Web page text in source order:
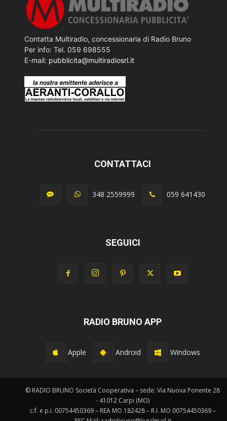
Contatta Multiradio, concessionaria di Radio Bruno
Per info: Tel. 059 698555
E-mail: pubblicita@multiradiosrl.it
CONTATTACI
348 2559999 059 641430
SEGUICI
RADIO BRUNO APP
Apple Android Windows
© RADIO BRUNO Società Cooperativa – sede: Via Nuova Ponente 28
- 41012 Carpi (MO)
c.f. e p.i. 00754450369 – REA MO 182428 – R.I. MO 00754450369 –